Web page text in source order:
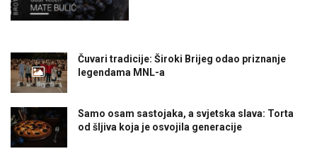
Čuvari tradicije: Široki Brijeg odao priznanje
legendama MNL-a
Samo osam sastojaka, a svjetska slava: Torta
od šljiva koja je osvojila generacije